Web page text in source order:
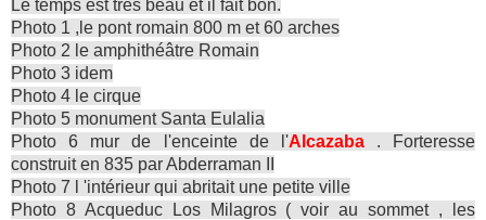
Le temps est très beau et il fait bon.
Photo 1 ,le pont romain 800 m et 60 arches
Photo 2 le amphithéâtre Romain
Photo 3 idem
Photo 4 le cirque
Photo 5 monument Santa Eulalia
Photo 6 mur de l'enceinte de l'Alcazaba. Forteresse
construit en 835 par Abderraman II
Photo 7 l 'intérieur qui abritait une petite ville
Photo 8 Acqueduc Los Milagros ( voir au sommet , les